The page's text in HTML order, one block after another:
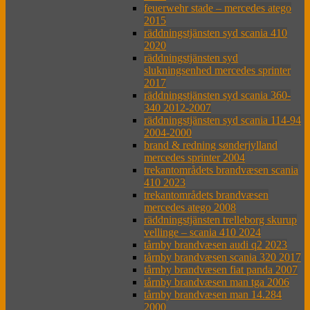
feuerwehr stade – mercedes atego
2015
räddningstjänsten syd scania 410
2020
räddningstjänsten syd
slukningsenhed mercedes sprinter
2017
räddningstjänsten syd scania 360-
340 2012-2007
räddningstjänsten syd scania 114-94
2004-2000
brand & redning sønderjylland
mercedes sprinter 2004
trekantområdets brandvæsen scania
410 2023
trekantområdets brandvæsen
mercedes atego 2008
räddningstjänsten trelleborg skurup
vellinge – scania 410 2024
tårnby brandvæsen audi q2 2023
tårnby brandvæsen scania 320 2017
tårnby brandvæsen fiat panda 2007
tårnby brandvæsen man tga 2006
tårnby brandvæsen man 14.284
2000